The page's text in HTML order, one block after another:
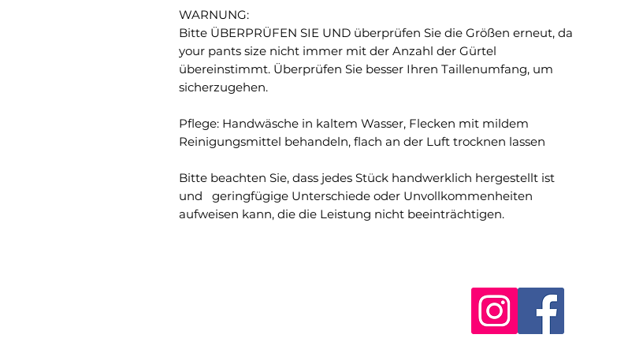
WARNUNG:
Bitte ÜBERPRÜFEN SIE UND überprüfen Sie die Größen erneut, da
your pants size nicht immer mit der Anzahl der Gürtel
übereinstimmt. Überprüfen Sie besser Ihren Taillenumfang, um
sicherzugehen.
Pflege: Handwäsche in kaltem Wasser, Flecken mit mildem
Reinigungsmittel behandeln, flach an der Luft trocknen lassen
Bitte beachten Sie, dass jedes Stück handwerklich hergestellt ist
und geringfügige Unterschiede oder Unvollkommenheiten
aufweisen kann, die die Leistung nicht beeinträchtigen.